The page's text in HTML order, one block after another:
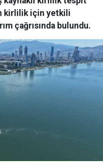
kirlilik için yetkili
çağrısında bulundu.